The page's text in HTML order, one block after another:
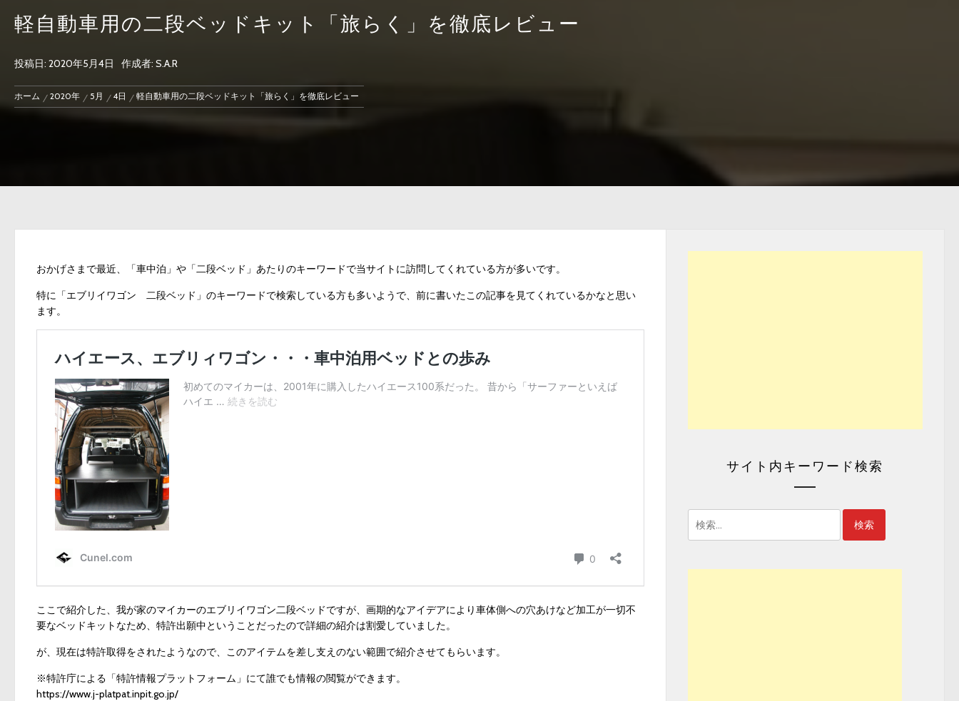
軽自動車用の二段ベッドキット「旅らく」を徹底レビュー
投稿日: 2020年5月4日 作成者: S.A.R
ホーム 2020年 5月 4日 軽自動車用の二段ベッドキット「旅らく」を徹底レビュー
おかげさまで最近、「車中泊」や「二段ベッド」あたりのキーワードで当サイトに訪問してくれている方が多いです。
特に「エブリイワゴン 二段ベッド」のキーワードで検索している方も多いようで、前に書いたこの記事を見てくれているかなと思い
ます。
ここで紹介した、我が家のマイカーのエブリイワゴン二段ベッドですが、画期的なアイデアにより車体側への穴あけなど加工が一切不
要なベッドキットなため、特許出願中ということだったので詳細の紹介は割愛していました。
が、現在は特許取得をされたようなので、このアイテムを差し支えのない範囲で紹介させてもらいます。
※特許庁による「特許情報プラットフォーム」にて誰でも情報の閲覧ができます。
https://www.j-platpat.inpit.go.jp/
サイト内キーワード検索
検
索: